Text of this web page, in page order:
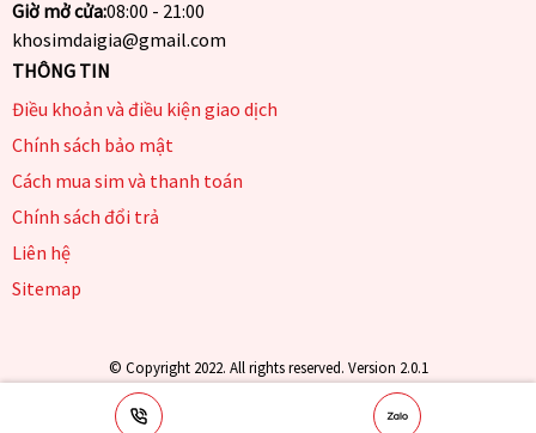
Giờ mở cửa:08:00 - 21:00
khosimdaigia@gmail.com
THÔNG TIN
Điều khoản và điều kiện giao dịch
Chính sách bảo mật
Cách mua sim và thanh toán
Chính sách đổi trả
Liên hệ
Sitemap
© Copyright 2022. All rights reserved. Version 2.0.1